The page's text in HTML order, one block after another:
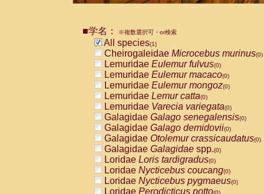
■学名： ※複数選択可・or検索
All species(1)
Cheirogaleidae Microcebus murinus(0)
Lemuridae Eulemur fulvus(0)
Lemuridae Eulemur macaco(0)
Lemuridae Eulemur mongoz(0)
Lemuridae Lemur catta(0)
Lemuridae Varecia variegata(0)
Galagidae Galago senegalensis(0)
Galagidae Galago demidovii(0)
Galagidae Otolemur crassicaudatus(0)
Galagidae Galagidae spp.(0)
Loridae Loris tardigradus(0)
Loridae Nycticebus coucang(0)
Loridae Nycticebus pygmaeus(0)
Loridae Perodicticus potto(0)